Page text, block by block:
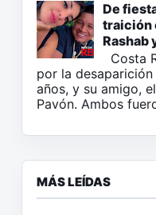
De
traición
Rashab
Costa
por la
años, y su amigo,
Pavón. Ambos
MÁS LEÍDAS